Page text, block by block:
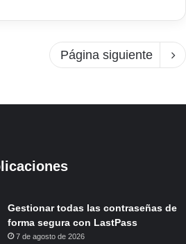
Página siguiente
Gestionar todas las contraseñas de
forma segura con LastPass
7 de agosto de 2026